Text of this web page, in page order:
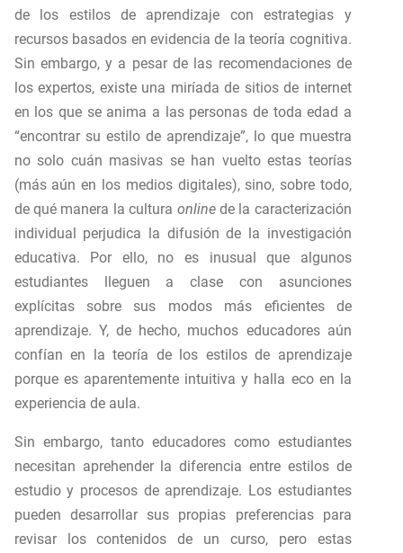
de los estilos de aprendizaje con estrategias y
recursos basados en evidencia de la teoría cognitiva.
Sin embargo, y a pesar de las recomendaciones de
los expertos, existe una miríada de sitios de internet
en los que se anima a las personas de toda edad a
“encontrar su estilo de aprendizaje”, lo que muestra
no solo cuán masivas se han vuelto estas teorías
(más aún en los medios digitales), sino, sobre todo,
de qué manera la cultura onlinede la caracterización
individual perjudica la difusión de la investigación
educativa. Por ello, no es inusual que algunos
estudiantes lleguen a clase con asunciones
explícitas sobre sus modos más eficientes de
aprendizaje. Y, de hecho, muchos educadores aún
confían en la teoría de los estilos de aprendizaje
porque es aparentemente intuitiva y halla eco en la
experiencia de aula.
Sin embargo, tanto educadores como estudiantes
necesitan aprehender la diferencia entre estilos de
estudio y procesos de aprendizaje. Los estudiantes
pueden desarrollar sus propias preferencias para
revisar los contenidos de un curso, pero estas